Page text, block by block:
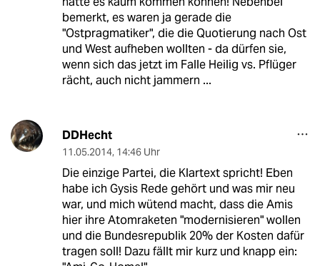
bemerkt, es waren ja gerade die
"Ostpragmatiker", die die Quotierung nach Ost
und West aufheben wollten - da dürfen sie,
wenn sich das jetzt im Falle Heilig vs. Pflüger
rächt, auch nicht jammern ...
DDHecht
11.05.2014, 14:46 Uhr
Die einzige Partei, die Klartext spricht! Eben
habe ich Gysis Rede gehört und was mir neu
war, und mich wütend macht, dass die Amis
hier ihre Atomraketen "modernisieren" wollen
und die Bundesrepublik 20% der Kosten dafür
tragen soll! Dazu fällt mir kurz und knapp ein: